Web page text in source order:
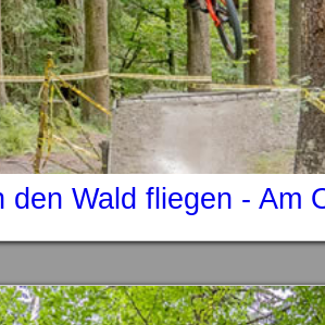
den Wald fliegen - Am